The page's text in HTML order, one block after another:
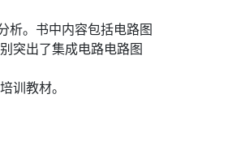
析。书中内容包括电路图
突出了集成电路电路图
训教材。